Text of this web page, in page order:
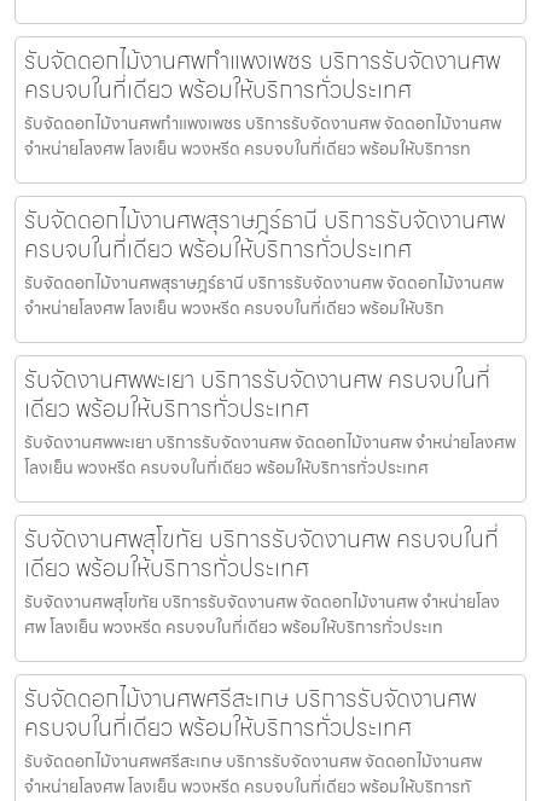
รับจัดดอกไม้งานศพกำแพงเพชร บริการรับจัดงานศพ
ครบจบในที่เดียว พร้อมให้บริการทั่วประเทศ
รับจัดดอกไม้งานศพกำแพงเพชร บริการรับจัดงานศพ จัดดอกไม้งานศพ
จำหน่ายโลงศพ โลงเย็น พวงหรีด ครบจบในที่เดียว พร้อมให้บริการท
รับจัดดอกไม้งานศพสุราษฎร์ธานี บริการรับจัดงานศพ
ครบจบในที่เดียว พร้อมให้บริการทั่วประเทศ
รับจัดดอกไม้งานศพสุราษฎร์ธานี บริการรับจัดงานศพ จัดดอกไม้งานศพ
จำหน่ายโลงศพ โลงเย็น พวงหรีด ครบจบในที่เดียว พร้อมให้บริก
รับจัดงานศพพะเยา บริการรับจัดงานศพ ครบจบในที่
เดียว พร้อมให้บริการทั่วประเทศ
รับจัดงานศพพะเยา บริการรับจัดงานศพ จัดดอกไม้งานศพ จำหน่ายโลงศพ
โลงเย็น พวงหรีด ครบจบในที่เดียว พร้อมให้บริการทั่วประเทศ
รับจัดงานศพสุโขทัย บริการรับจัดงานศพ ครบจบในที่
เดียว พร้อมให้บริการทั่วประเทศ
รับจัดงานศพสุโขทัย บริการรับจัดงานศพ จัดดอกไม้งานศพ จำหน่ายโลง
ศพ โลงเย็น พวงหรีด ครบจบในที่เดียว พร้อมให้บริการทั่วประเท
รับจัดดอกไม้งานศพศรีสะเกษ บริการรับจัดงานศพ
ครบจบในที่เดียว พร้อมให้บริการทั่วประเทศ
รับจัดดอกไม้งานศพศรีสะเกษ บริการรับจัดงานศพ จัดดอกไม้งานศพ
จำหน่ายโลงศพ โลงเย็น พวงหรีด ครบจบในที่เดียว พร้อมให้บริการทั